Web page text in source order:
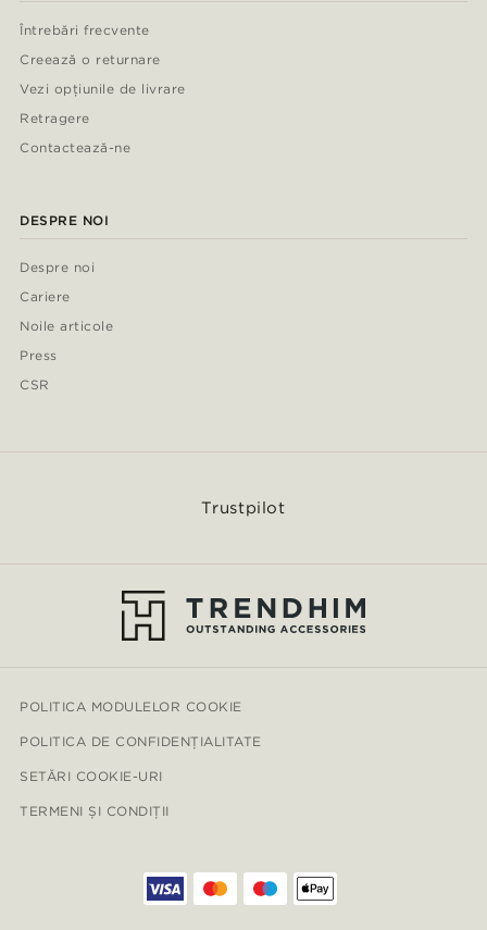
Întrebări frecvente
Creează o returnare
Vezi opțiunile de livrare
Retragere
Contactează-ne
DESPRE NOI
Despre noi
Cariere
Noile articole
Press
CSR
Trustpilot
POLITICA MODULELOR COOKIE
POLITICA DE CONFIDENȚIALITATE
SETĂRI COOKIE-URI
TERMENI ȘI CONDIȚII